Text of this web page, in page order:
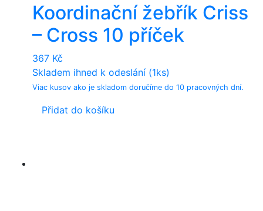
Koordinační žebřík Criss
– Cross 10 příček
367 Kč
Skladem ihned k odeslání (1ks)
Viac kusov ako je skladom doručíme do 10 pracovných dní.
Přidat do košíku